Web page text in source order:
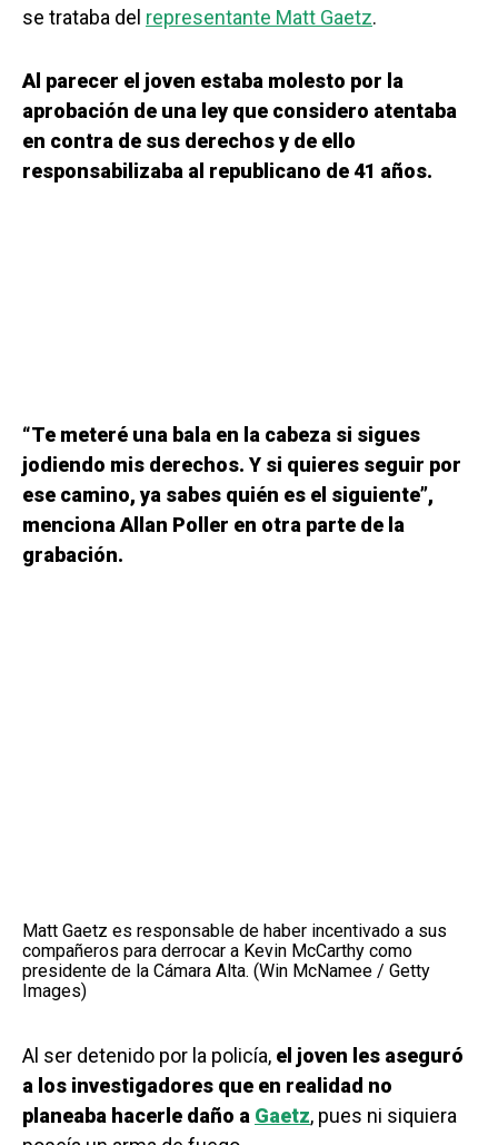
se trataba del representante Matt Gaetz.
Al parecer el joven estaba molesto por la
aprobación de una ley que considero atentaba
en contra de sus derechos y de ello
responsabilizaba al republicano de 41 años.
“Te meteré una bala en la cabeza si sigues
jodiendo mis derechos. Y si quieres seguir por
ese camino, ya sabes quién es el siguiente”,
menciona Allan Poller en otra parte de la
grabación.
Matt Gaetz es responsable de haber incentivado a sus
compañeros para derrocar a Kevin McCarthy como
presidente de la Cámara Alta. (Win McNamee / Getty
Images)
Al ser detenido por la policía, el joven les aseguró
a los investigadores que en realidad no
planeaba hacerle daño a Gaetz, pues ni siquiera